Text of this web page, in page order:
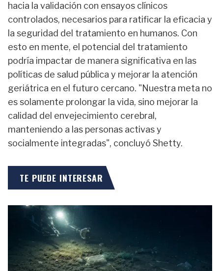
hacia la validación con ensayos clínicos
controlados, necesarios para ratificar la eficacia y
la seguridad del tratamiento en humanos. Con
esto en mente, el potencial del tratamiento
podría impactar de manera significativa en las
políticas de salud pública y mejorar la atención
geriátrica en el futuro cercano. "Nuestra meta no
es solamente prolongar la vida, sino mejorar la
calidad del envejecimiento cerebral,
manteniendo a las personas activas y
socialmente integradas", concluyó Shetty.
TE PUEDE INTERESAR